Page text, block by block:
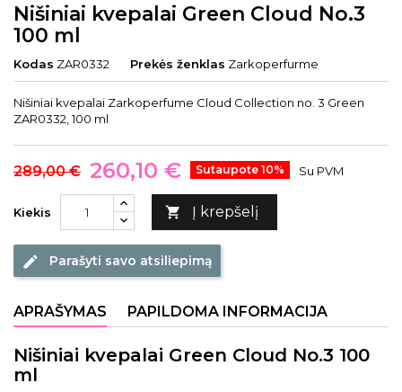
Nišiniai kvepalai Green Cloud No.3
100 ml
Kodas ZAR0332 Prekės ženklas Zarkoperfurme
Nišiniai kvepalai Zarkoperfume Cloud Collection no. 3 Green
ZAR0332, 100 ml
289,00 € 260,10 € Sutaupote 10% Su PVM
Kiekis  Į krepšelį
edit Parašyti savo atsiliepimą
APRAŠYMAS PAPILDOMA INFORMACIJA
Nišiniai kvepalai Green Cloud No.3 100
ml